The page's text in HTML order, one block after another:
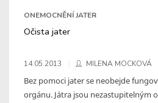
ONEMOCNĚNÍ JATER
Očista jater
14.05.2013 MILENA MOCKOVÁ
Bez pomoci jater se neobejde
orgánu. Játra jsou nezastupitelným